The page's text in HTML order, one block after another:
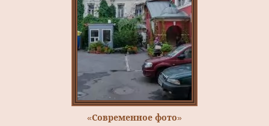
«Современное фото»